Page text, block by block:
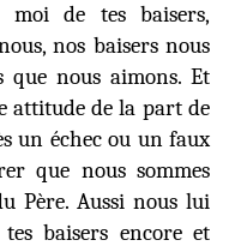
moi de tes baisers,
nos baisers nous
que nous aimons. Et
attitude de la part de
un échec ou un faux
que nous sommes
Père. Aussi nous lui
baisers encore et